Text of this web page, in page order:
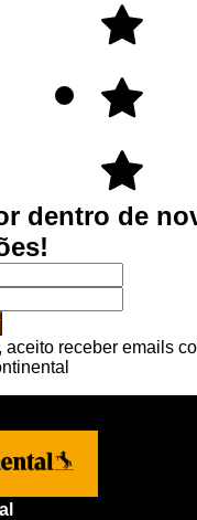
dentro de
aceito receber emails